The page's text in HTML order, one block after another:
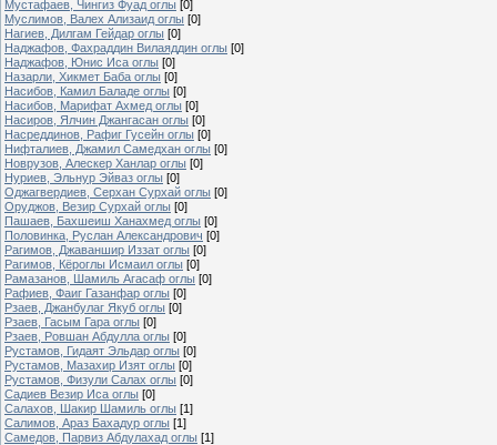
Мустафаев, Чингиз Фуад оглы [0]
Муслимов, Валех Ализаид оглы [0]
Нагиев, Дилгам Гейдар оглы [0]
Наджафов, Фахраддин Вилаяддин оглы [0]
Наджафов, Юнис Иса оглы [0]
Назарли, Хикмет Баба оглы [0]
Насибов, Камил Баладе оглы [0]
Насибов, Марифат Ахмед оглы [0]
Насиров, Ялчин Джангасан оглы [0]
Насреддинов, Рафиг Гусейн оглы [0]
Нифталиев, Джамил Самедхан оглы [0]
Новрузов, Алескер Ханлар оглы [0]
Нуриев, Эльнур Эйваз оглы [0]
Оджагвердиев, Серхан Сурхай оглы [0]
Оруджов, Везир Сурхай оглы [0]
Пашаев, Бахшеиш Ханахмед оглы [0]
Половинка, Руслан Александрович [0]
Рагимов, Джаваншир Иззат оглы [0]
Рагимов, Кёроглы Исмаил оглы [0]
Рамазанов, Шамиль Агасаф оглы [0]
Рафиев, Фаиг Газанфар оглы [0]
Рзаев, Джанбулаг Якуб оглы [0]
Рзаев, Гасым Гара оглы [0]
Рзаев, Ровшан Абдулла оглы [0]
Рустамов, Гидаят Эльдар оглы [0]
Рустамов, Мазахир Изят оглы [0]
Рустамов, Физули Салах оглы [0]
Садиев Везир Иса оглы [0]
Салахов, Шакир Шамиль оглы [1]
Салимов, Араз Бахадур оглы [1]
Самедов, Парвиз Абдулахад оглы [1]